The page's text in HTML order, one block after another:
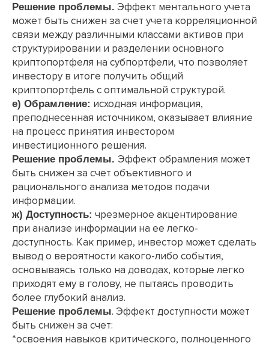
Решение проблемы. Эффект ментального учета
может быть снижен за счет учета корреляционной
связи между различными классами активов при
структурировании и разделении основного
криптопортфеля на субпортфели, что позволяет
инвестору в итоге получить общий
криптопортфель с оптимальной структурой.
е) Обрамление: исходная информация,
преподнесенная источником, оказывает влияние
на процесс принятия инвестором
инвестиционного решения.
Решение проблемы. Эффект обрамления может
быть снижен за счет объективного и
рационального анализа методов подачи
информации.
ж) Доступность: чрезмерное акцентирование
при анализе информации на ее легко-
доступность. Как пример, инвестор может сделать
вывод о вероятности какого-либо события,
основываясь только на доводах, которые легко
приходят ему в голову, не пытаясь проводить
более глубокий анализ.
Решение проблемы. Эффект доступности может
быть снижен за счет:
*освоения навыков критического, полноценного